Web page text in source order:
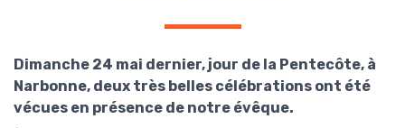
Dimanche 24 mai dernier, jour de la Pentecôte, à
Narbonne, deux très belles célébrations ont été
vécues en présence de notre évêque.